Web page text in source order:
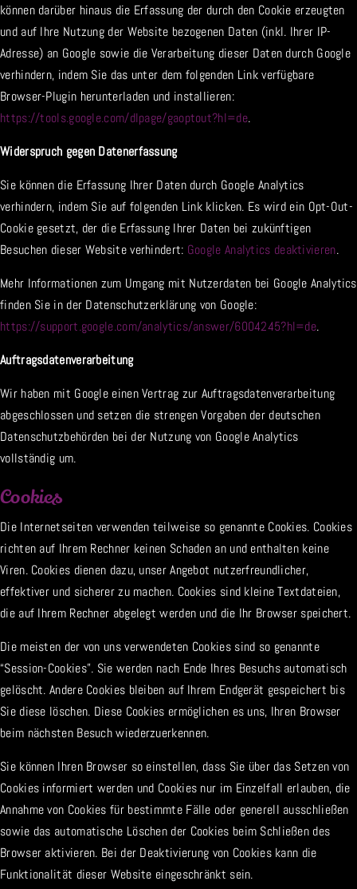
können darüber hinaus die Erfassung der durch den Cookie erzeugten
und auf Ihre Nutzung der Website bezogenen Daten (inkl. Ihrer IP-
Adresse) an Google sowie die Verarbeitung dieser Daten durch Google
verhindern, indem Sie das unter dem folgenden Link verfügbare
Browser-Plugin herunterladen und installieren:
https://tools.google.com/dlpage/gaoptout?hl=de.
Widerspruch gegen Datenerfassung
Sie können die Erfassung Ihrer Daten durch Google Analytics
verhindern, indem Sie auf folgenden Link klicken. Es wird ein Opt-Out-
Cookie gesetzt, der die Erfassung Ihrer Daten bei zukünftigen
Besuchen dieser Website verhindert: Google Analytics deaktivieren.
Mehr Informationen zum Umgang mit Nutzerdaten bei Google Analytics
finden Sie in der Datenschutzerklärung von Google:
https://support.google.com/analytics/answer/6004245?hl=de.
Auftragsdatenverarbeitung
Wir haben mit Google einen Vertrag zur Auftragsdatenverarbeitung
abgeschlossen und setzen die strengen Vorgaben der deutschen
Datenschutzbehörden bei der Nutzung von Google Analytics
vollständig um.
Cookies
Die Internetseiten verwenden teilweise so genannte Cookies. Cookies
richten auf Ihrem Rechner keinen Schaden an und enthalten keine
Viren. Cookies dienen dazu, unser Angebot nutzerfreundlicher,
effektiver und sicherer zu machen. Cookies sind kleine Textdateien,
die auf Ihrem Rechner abgelegt werden und die Ihr Browser speichert.
Die meisten der von uns verwendeten Cookies sind so genannte
“Session-Cookies”. Sie werden nach Ende Ihres Besuchs automatisch
gelöscht. Andere Cookies bleiben auf Ihrem Endgerät gespeichert bis
Sie diese löschen. Diese Cookies ermöglichen es uns, Ihren Browser
beim nächsten Besuch wiederzuerkennen.
Sie können Ihren Browser so einstellen, dass Sie über das Setzen von
Cookies informiert werden und Cookies nur im Einzelfall erlauben, die
Annahme von Cookies für bestimmte Fälle oder generell ausschließen
sowie das automatische Löschen der Cookies beim Schließen des
Browser aktivieren. Bei der Deaktivierung von Cookies kann die
Funktionalität dieser Website eingeschränkt sein.